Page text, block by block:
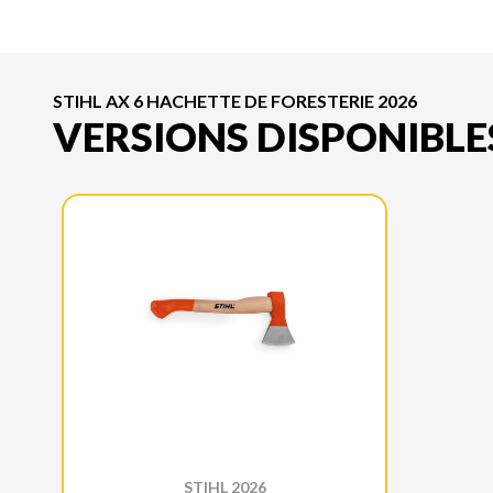
STIHL AX 6 HACHETTE DE FORESTERIE 2026
VERSIONS
STIHL 2026